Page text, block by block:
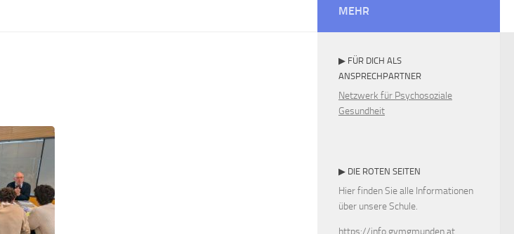
MEHR
▶ FÜR DICH ALS
ANSPRECHPARTNER
Netzwerk für Psychosoziale
Gesundheit
▶ DIE ROTEN SEITEN
Hier finden Sie alle Informationen
über unsere Schule.